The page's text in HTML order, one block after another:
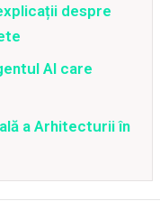
despre
AI care
a Arhitecturii în